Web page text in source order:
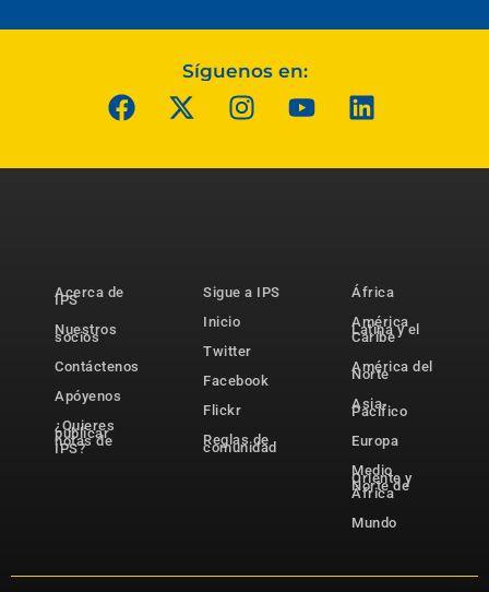
Síguenos en:
Acerca de
IPS
Nuestros
socios
Contáctenos
Apóyenos
¿Quieres
publicar
notas de
IPS?
Sigue a IPS
Inicio
Twitter
Facebook
Flickr
Reglas de
comunidad
África
América
Latina y el
Caribe
América del
Norte
Asia-
Pacífico
Europa
Medio
Oriente y
Norte de
África
Mundo